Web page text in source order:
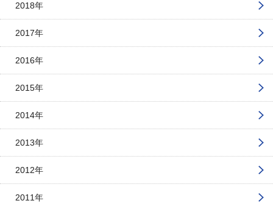
2018年
2017年
2016年
2015年
2014年
2013年
2012年
2011年